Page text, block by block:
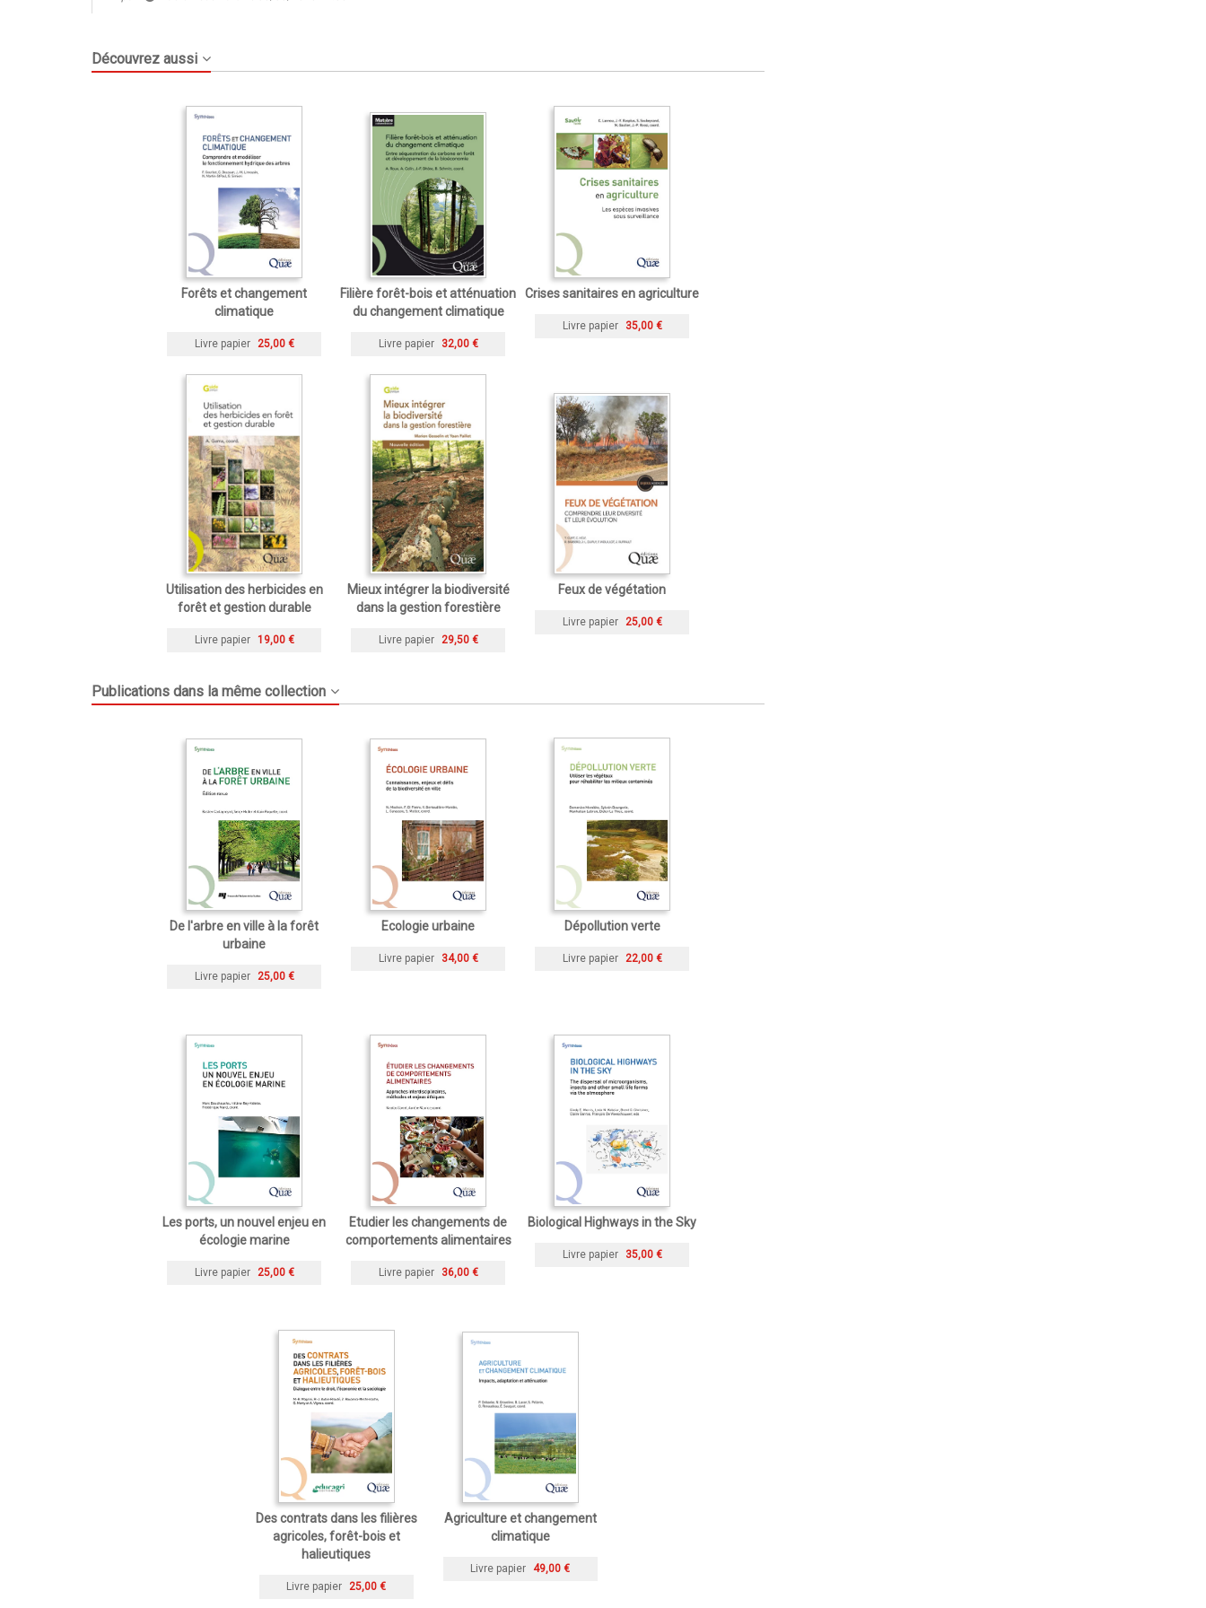
Découvrez aussi
Forêts et changement
climatique
Livre papier 25,00 €
Filière forêt-bois et atténuation
du changement climatique
Livre papier 32,00 €
Crises sanitaires en agriculture
Livre papier 35,00 €
Utilisation des herbicides en
forêt et gestion durable
Livre papier 19,00 €
Mieux intégrer la biodiversité
dans la gestion forestière
Livre papier 29,50 €
Feux de végétation
Livre papier 25,00 €
Publications dans la même collection
De l'arbre en ville à la forêt
urbaine
Livre papier 25,00 €
Ecologie urbaine
Livre papier 34,00 €
Dépollution verte
Livre papier 22,00 €
Les ports, un nouvel enjeu en
écologie marine
Livre papier 25,00 €
Etudier les changements de
comportements alimentaires
Livre papier 36,00 €
Biological Highways in the Sky
Livre papier 35,00 €
Des contrats dans les filières
agricoles, forêt-bois et
halieutiques
Livre papier 25,00 €
Agriculture et changement
climatique
Livre papier 49,00 €